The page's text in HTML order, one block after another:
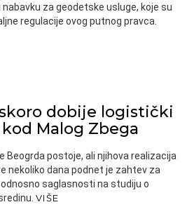
za geodetske usluge, koje su
regulacije ovog putnog pravca.
dobije logistički
Malog Zbega
Beogrda postoje, ali njihova realizacija
nekoliko dana podnet je zahtev za
odnosno saglasnosti na studiju o
VIŠE